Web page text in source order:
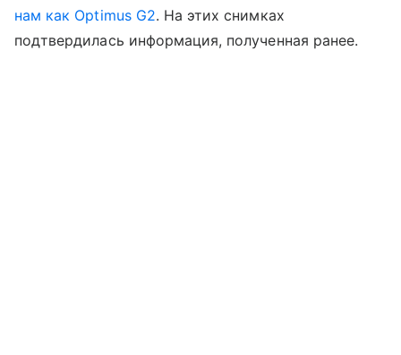
нам как Optimus G2. На этих снимках
подтвердилась информация, полученная ранее.